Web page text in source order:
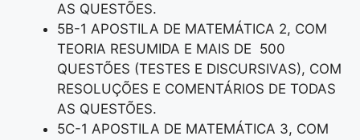
AS QUESTÕES.
5B-1 APOSTILA DE MATEMÁTICA 2, COM
TEORIA RESUMIDA E MAIS DE 500
QUESTÕES (TESTES E DISCURSIVAS), COM
RESOLUÇÕES E COMENTÁRIOS DE TODAS
AS QUESTÕES.
5C-1 APOSTILA DE MATEMÁTICA 3, COM